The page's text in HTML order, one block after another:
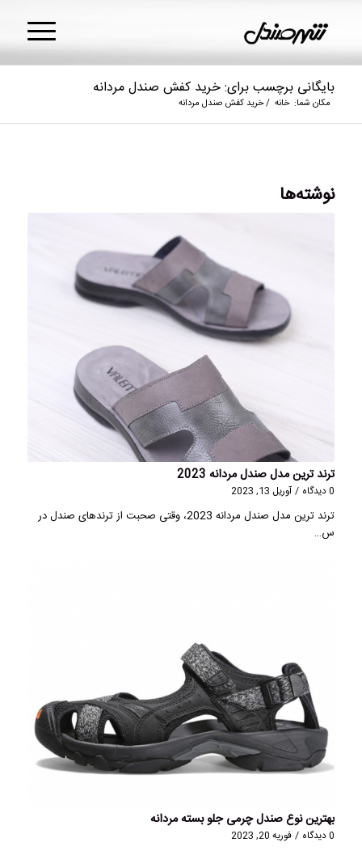
بایگانی برچسب برای: خرید کفش صندل مردانه
مکان شما: خانه /خرید کفش صندل مردانه
نوشته‌ها
ترند ترین مدل صندل مردانه 2023
0 دیدگاه / آوریل 13, 2023
ترند ترین مدل صندل مردانه 2023، وقتی صحبت از ترندهای صندل در
س…
بهترین نوع صندل چرمی جلو بسته مردانه
0 دیدگاه / فوریه 20, 2023